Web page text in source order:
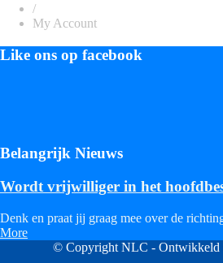
/
My Account
Like ons op facebook
Belangrijk Nieuws
Wordt vrijwilliger in het
Denk en praat jij graag mee over de
More
© Copyright NLC - Ontwikkeld